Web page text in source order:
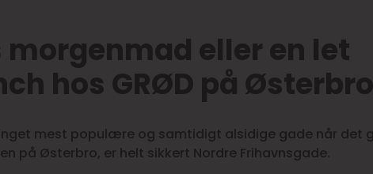
morgenmad eller en let
hos GRØD på Østerbro
mest populære og samtidigt alsidige gade når det
på Østerbro, er helt sikkert Nordre Frihavnsgade.